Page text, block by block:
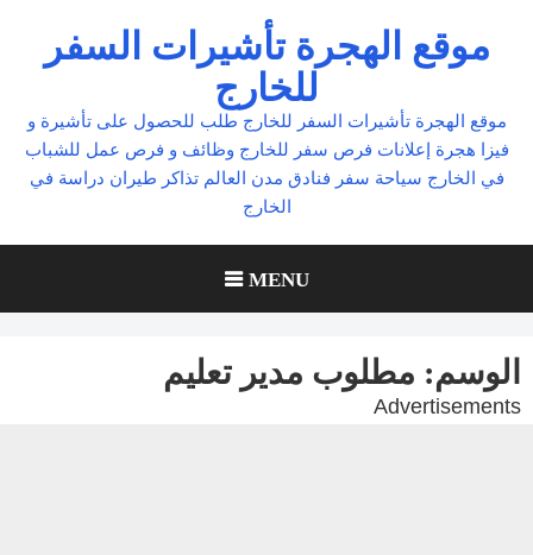
موقع الهجرة تأشيرات السفر
للخارج
موقع الهجرة تأشيرات السفر للخارج طلب للحصول على تأشيرة و
فيزا هجرة إعلانات فرص سفر للخارج وظائف و فرص عمل للشباب
في الخارج سياحة سفر فنادق مدن العالم تذاكر طيران دراسة في
الخارج
MENU
الوسم: مطلوب مدير تعليم
Advertisements